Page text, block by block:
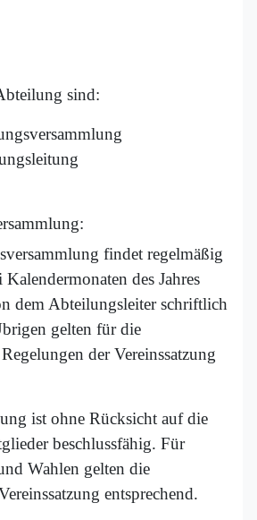
sind:
findet regelmäßig
des Jahres
dem Abteilungsleiter schriftlich
gelten für die
der Vereinssatzung
ist ohne Rücksicht auf die
beschlussfähig. Für
Wahlen gelten die
entsprechend.